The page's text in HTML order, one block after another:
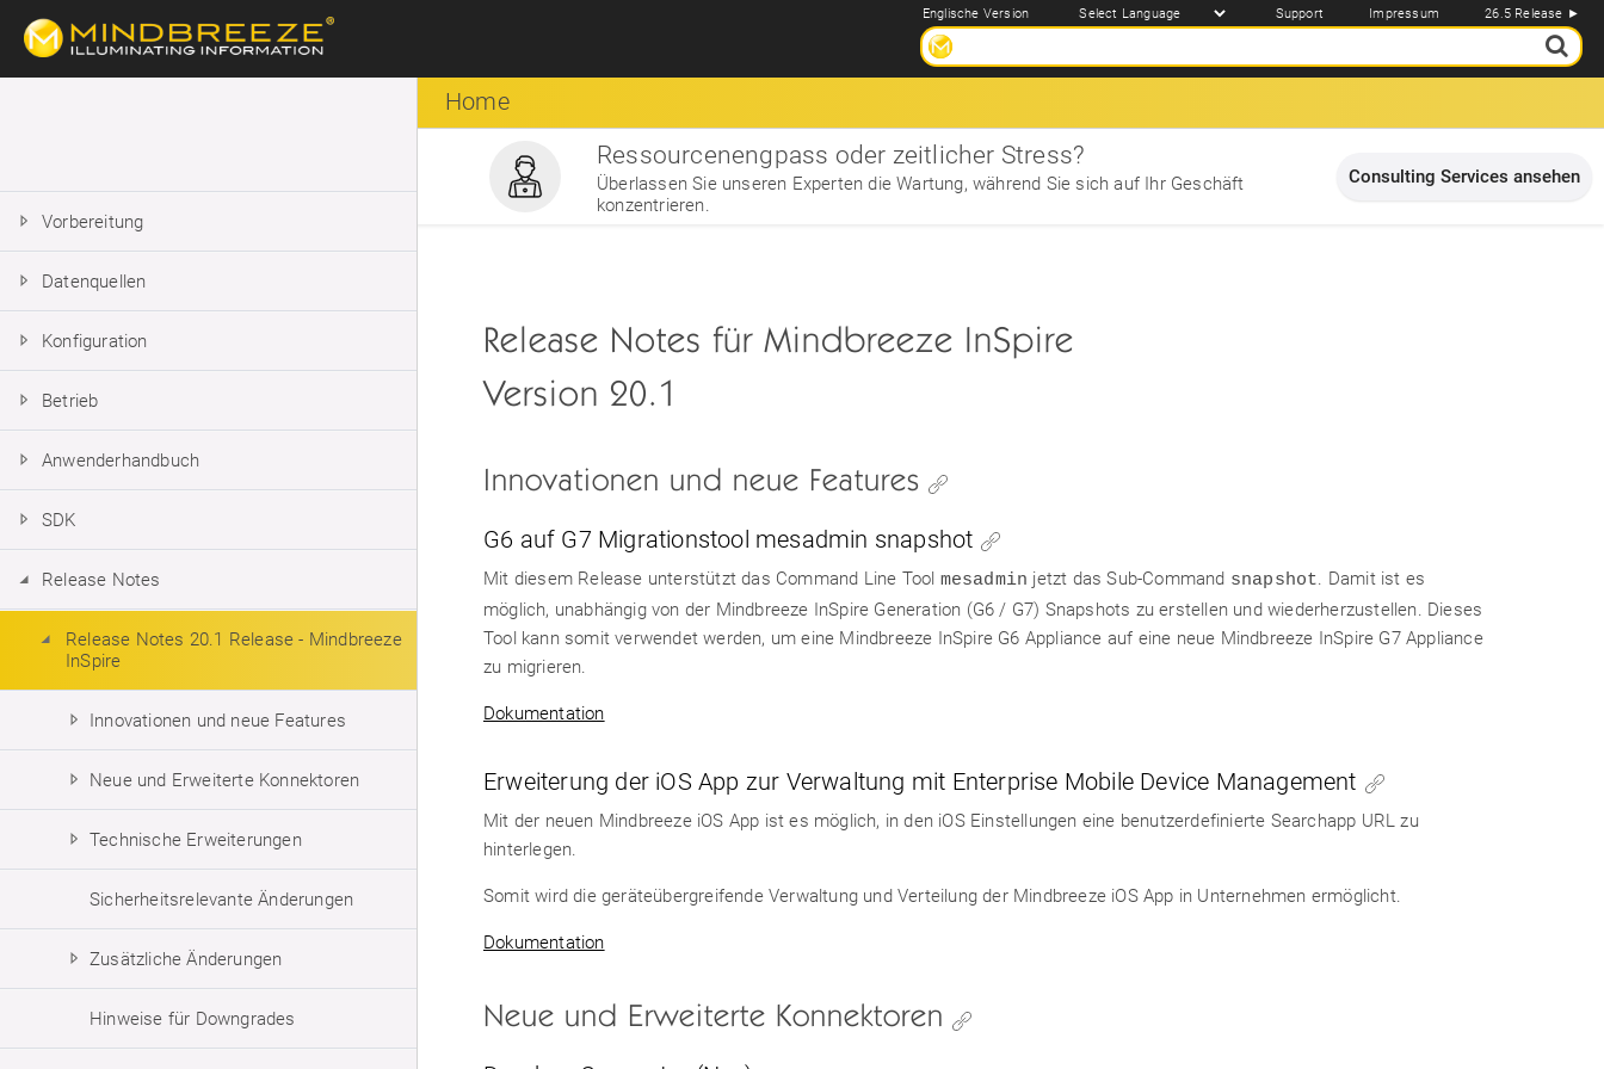
Englische Version Support Impressum 26.5 Release ►
Vorbereitung
Datenquellen
Konfiguration
Betrieb
Anwenderhandbuch
SDK
Release Notes
Release Notes 20.1 Release - Mindbreeze
InSpire
Innovationen und neue Features
Neue und Erweiterte Konnektoren
Technische Erweiterungen
Sicherheitsrelevante Änderungen
Zusätzliche Änderungen
Hinweise für Downgrades
Home
Ressourcenengpass oder zeitlicher Stress?
Überlassen Sie unseren Experten die Wartung, während Sie sich auf Ihr Geschäft
konzentrieren.
Consulting Services ansehen
Release Notes für Mindbreeze InSpire
Version 20.1
Innovationen und neue Features
G6 auf G7 Migrationstool mesadmin snapshot
Mit diesem Release unterstützt das Command Line Tool mesadmin jetzt das Sub-Command snapshot. Damit ist es
möglich, unabhängig von der Mindbreeze InSpire Generation (G6 / G7) Snapshots zu erstellen und wiederherzustellen. Dieses
Tool kann somit verwendet werden, um eine Mindbreeze InSpire G6 Appliance auf eine neue Mindbreeze InSpire G7 Appliance
zu migrieren.
Dokumentation
Erweiterung der iOS App zur Verwaltung mit Enterprise Mobile Device Management
Mit der neuen Mindbreeze iOS App ist es möglich, in den iOS Einstellungen eine benutzerdefinierte Searchapp URL zu
hinterlegen.
Somit wird die geräteübergreifende Verwaltung und Verteilung der Mindbreeze iOS App in Unternehmen ermöglicht.
Dokumentation
Neue und Erweiterte Konnektoren